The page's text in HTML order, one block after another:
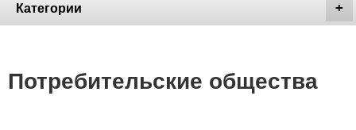
Категории
Потребительские общества